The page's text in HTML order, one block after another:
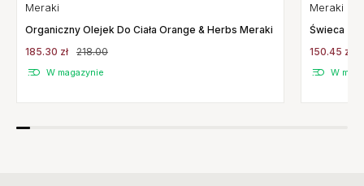
Meraki
Organiczny Olejek Do Ciała Orange & Herbs Meraki
185.30 zł
218.00
W magazynie
Meraki
Świeca
150.45 zł
W